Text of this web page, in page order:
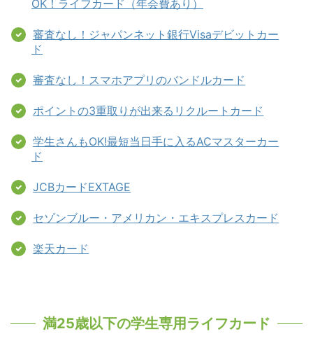
OK！ライフカード（年会費あり）
審査なし！ジャパンネット銀行Visaデビットカー
ド
審査なし！スマホアプリのバンドルカード
ポイントの3重取りが出来るリクルートカード
学生さんもOK!最短当日手に入るACマスターカー
ド
JCBカードEXTAGE
セゾンブルー・アメリカン・エキスプレスカード
楽天カード
満25歳以下の学生専用ライフカード